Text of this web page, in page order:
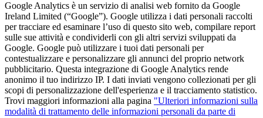
Google Analytics è un servizio di analisi web fornito da Google
Ireland Limited (“Google”). Google utilizza i dati personali raccolti
per tracciare ed esaminare l’uso di questo sito web, compilare report
sulle sue attività e condividerli con gli altri servizi sviluppati da
Google. Google può utilizzare i tuoi dati personali per
contestualizzare e personalizzare gli annunci del proprio network
pubblicitario. Questa integrazione di Google Analytics rende
anonimo il tuo indirizzo IP. I dati inviati vengono collezionati per gli
scopi di personalizzazione dell'esperienza e il tracciamento statistico.
Trovi maggiori informazioni alla pagina "Ulteriori informazioni sulla
modalità di trattamento delle informazioni personali da parte di